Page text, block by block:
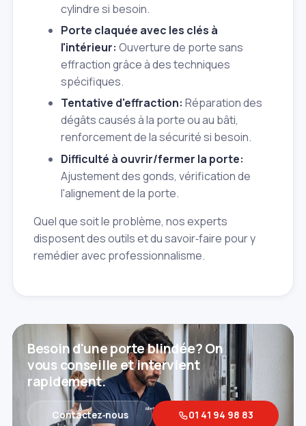
cylindre si besoin.
Porte claquée avec les clés à
l'intérieur: Ouverture de porte sans
effraction grâce à des techniques
spécifiques.
Tentative d'effraction: Réparation des
dégâts causés à la porte ou au bâti,
renforcement de la sécurité si besoin.
Difficulté à ouvrir/fermer la porte:
Ajustement des gonds, vérification de
l'alignement de la porte.
Quel que soit le problème, nos experts
disposent des outils et du savoir‑faire pour y
remédier avec professionnalisme.
Besoin d'une porte blindée? On
vous conseille et intervient
rapidement.
Contactez‑nous 01 41 94 98 83